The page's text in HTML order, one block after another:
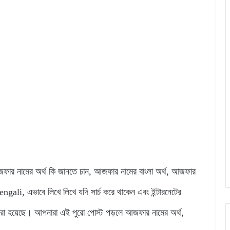
নামের অর্থ কি জানতে চান, আজফার নামের বাংলা অর্থ, আজফার
এভাবে লিখে লিখে যদি সার্চ করে থাকেন এবং ইন্টারনেটের
হয়েছে। আপনারা এই পুরো পোস্ট পড়লে আজফার নামের অর্থ,